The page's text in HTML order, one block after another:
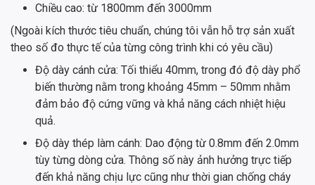
Chiều cao: từ 1800mm đến 3000mm
(Ngoài kích thước tiêu chuẩn, chúng tôi vẫn hỗ trợ sản xuất
theo số đo thực tế của từng công trình khi có yêu cầu)
Độ dày cánh cửa: Tối thiểu 40mm, trong đó độ dày phổ
biến thường nằm trong khoảng 45mm – 50mm nhằm
đảm bảo độ cứng vững và khả năng cách nhiệt hiệu
quả.
Độ dày thép làm cánh: Dao động từ 0.8mm đến 2.0mm
tùy từng dòng cửa. Thông số này ảnh hưởng trực tiếp
đến khả năng chịu lực cũng như thời gian chống cháy